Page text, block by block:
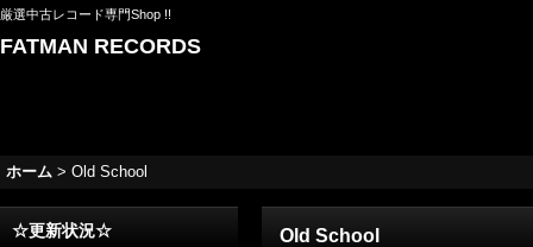
厳選中古レコード専門Shop !!
FATMAN RECORDS
ホーム > Old School
☆更新状況☆ Old School